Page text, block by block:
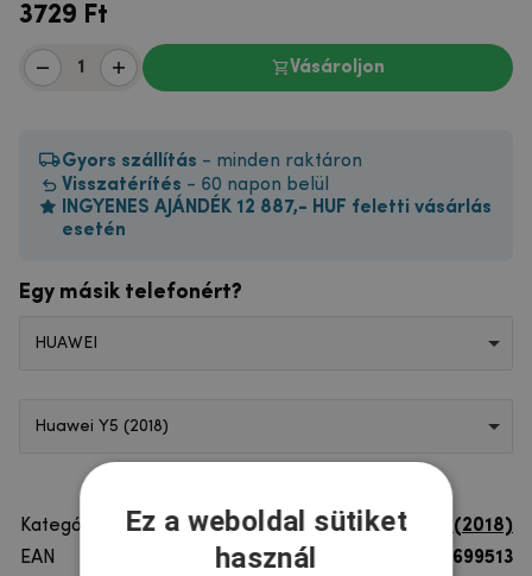
3729 Ft
Vásároljon
Gyors szállítás - minden raktáron
Visszatérítés - 60 napon belül
INGYENES AJÁNDÉK 12 887,- HUF feletti vásárlás
esetén
Egy másik telefonért?
HUAWEI
Huawei Y5 (2018)
Kategória
Huawei Y5 (2018)
EAN
8596579699513
Ez a weboldal sütiket
használ